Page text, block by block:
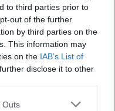
to third parties prior to
out of the further
by third parties on the
This information may
on the IAB’s List of
disclose it to other
one or more Google
Outs